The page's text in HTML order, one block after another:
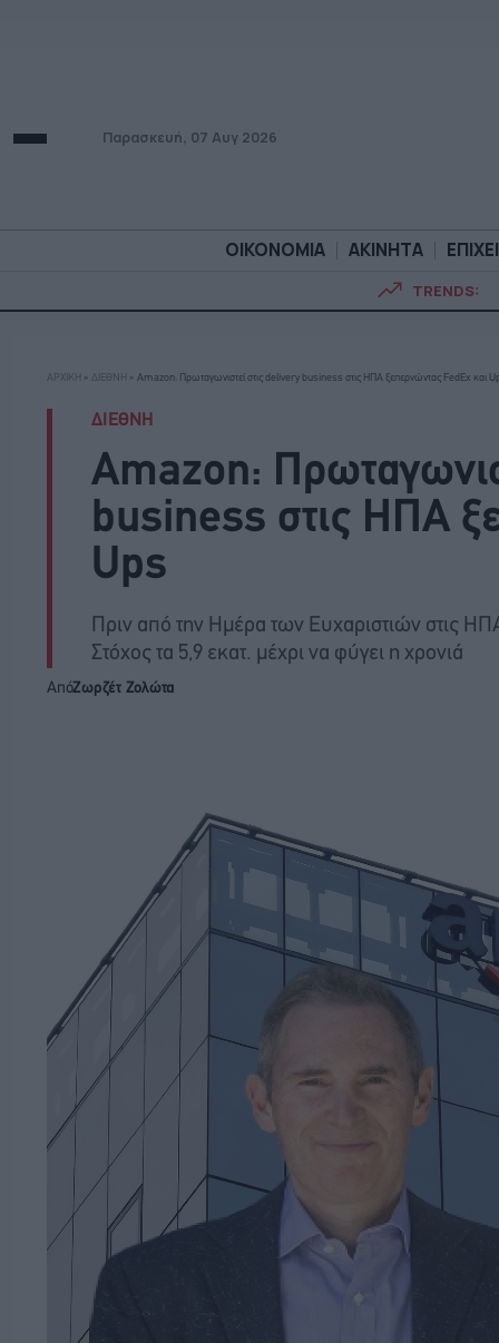
Παρασκευή, 07 Αυγ 2026
ΟΙΚΟΝΟΜΙΑ ΑΚΙΝΗΤΑ
TRENDS:
ΟΙΚΟΝΟΜΙΑ ΑΚΙΝΗΤΑ
ΑΡΧΙΚΗ » ΔΙΕΘΝΗ » Amazon: Πρωταγωνιστεί στις delivery business στις ΗΠΑ ξεπερνώντας FedEx και
ΔΙΕΘΝΗ
Amazon:
business στις ΗΠΑ
Ups
Πριν από την Ημέρα των Ευχαριστιών στις
Στόχος τα 5,9 εκατ. μέχρι να φύγει η χρονιά
ΑπόΖωρζέτ Ζολώτα